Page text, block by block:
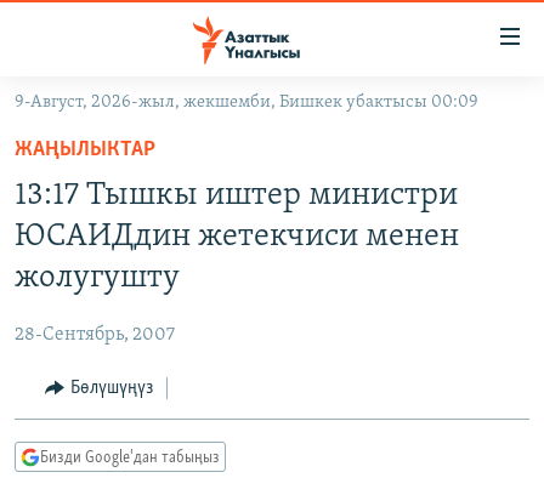
Навигацияга
өтүңүз
салыңыз
МАДАНИЯТ
ТВ ПРОГРАММАЛАР
БҮГҮН АЗАТТЫКТА
ПОДКАСТ
9-Август, 2026-жыл, жекшемби, Бишкек убактысы 00:09
ЖАҢЫЛЫКТАР
13:17 Тышкы иштер министри
ЮСАИДдин жетекчиси менен
жолугушту
28-Сентябрь, 2007
Бөлүшүңүз
Бизди Google'дан табыңыз